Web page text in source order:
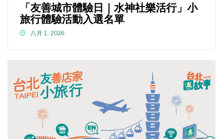
「友善城市體驗日｜水神社樂活行」小
旅行體驗活動入選名單
八月 1, 2026